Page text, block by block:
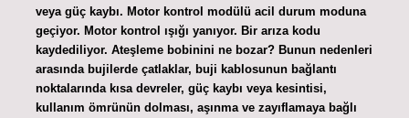
veya güç kaybı. Motor kontrol modülü acil durum moduna
geçiyor. Motor kontrol ışığı yanıyor. Bir arıza kodu
kaydediliyor. Ateşleme bobinini ne bozar? Bunun nedenleri
arasında bujilerde çatlaklar, buji kablosunun bağlantı
noktalarında kısa devreler, güç kaybı veya kesintisi,
kullanım ömrünün dolması, aşınma ve zayıflamaya bağlı